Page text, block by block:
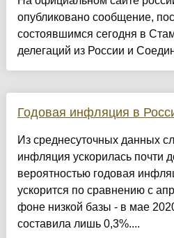
опубликовано сообщение,
состоявшимся сегодня в
делегаций из России и
Годовая инфляция в
Из среднесуточных данных
инфляция ускорилась почти
вероятностью годовая
ускорится по сравнению с
фоне низкой базы - в мае
составила лишь 0,3%....